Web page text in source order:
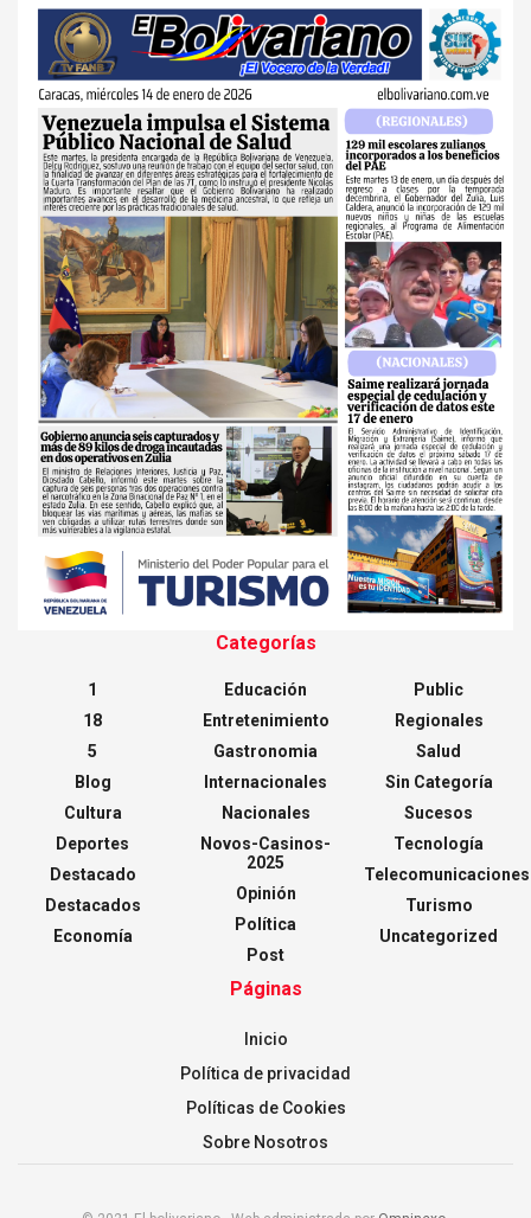
Categorías
1
18
5
Blog
Cultura
Deportes
Destacado
Destacados
Economía
Educación
Entretenimiento
Gastronomia
Internacionales
Nacionales
Novos-Casinos-
2025
Opinión
Política
Post
Public
Regionales
Salud
Sin Categoría
Sucesos
Tecnología
Telecomunicaciones
Turismo
Uncategorized
Páginas
Inicio
Política de privacidad
Políticas de Cookies
Sobre Nosotros